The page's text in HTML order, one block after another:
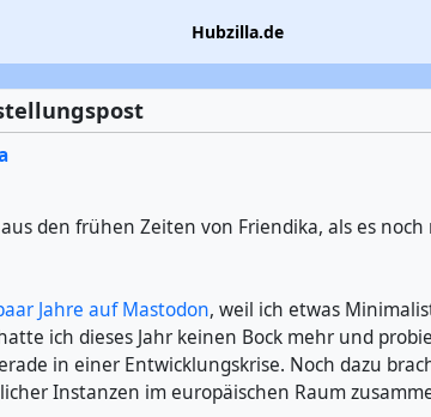
Hubzilla.de
den frühen Zeiten von Friendika, als es noch
Jahre auf Mastodon, weil ich etwas
ich dieses Jahr keinen Bock mehr und
in einer Entwicklungskrise. Noch dazu
Instanzen im europäischen Raum